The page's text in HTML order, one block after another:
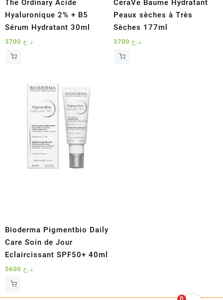
The Ordinary Acide
Hyaluronique 2% + B5
Sérum Hydratant 30ml
د.ج
CeraVe Baume Hydratant
Peaux sèches à Très
Sèches 177ml
د.ج
Bioderma Pigmentbio Daily
Care Soin de Jour
Eclaircissant SPF50+ 40ml
د.ج